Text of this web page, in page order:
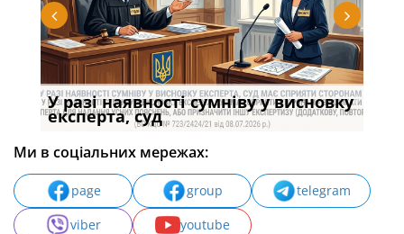
У разі наявності сумніву у висновку
експерта, суд
Ми в соціальних мережах:
page group
telegram
viber
youtube